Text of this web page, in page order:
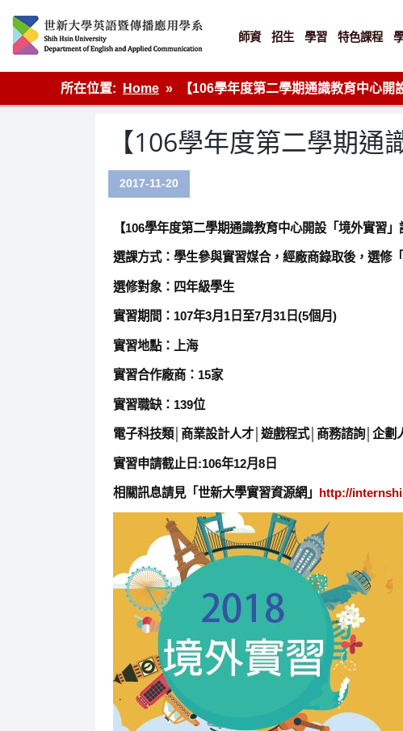
content
英語傳播
師資 招生 學習 特色課程
所在位置: Home 【106學年度第二學期通識教育中心開
【106學年度第二學期通
2017-11-20
【106學年度第二學期通識教育中心開設「境外實習」
選課方式：學生參與實習媒合，經廠商錄取後，選修
選修對象：四年級學生
實習期間：107年3月1日至7月31日(5個月)
實習地點：上海
實習合作廠商：15家
實習職缺：139位
電子科技類│商業設計人才│遊戲程式│商務諮詢│企劃
實習申請截止日:106年12月8日
相關訊息請見「世新大學實習資源網」 http://